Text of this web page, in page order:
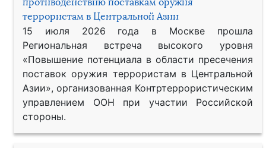
противодействию поставкам оружия
террористам в Центральной Азии
15 июля 2026 года в Москве прошла
Региональная встреча высокого уровня
«Повышение потенциала в области пресечения
поставок оружия террористам в Центральной
Азии», организованная Контртеррористическим
управлением ООН при участии Российской
стороны.